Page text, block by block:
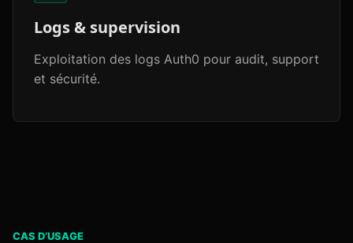
Logs & supervision
Exploitation des logs Auth0 pour audit, support
et sécurité.
CAS D’USAGE